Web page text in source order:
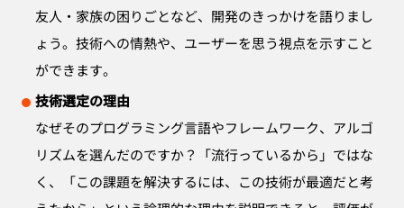
友人・家族の困りごとなど、開発のきっかけを語りまし
ょう。技術への情熱や、ユーザーを思う視点を示すこと
ができます。
技術選定の理由
なぜそのプログラミング言語やフレームワーク、アルゴ
リズムを選んだのですか？「流行っているから」ではな
く、「この課題を解決するには、この技術が最適だと考